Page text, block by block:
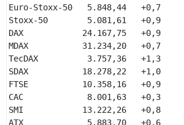
Euro-Stoxx-50   5.848,44
Stoxx-50        5.081,61   +0,9
DAX            24.167,75   +0,9
MDAX           31.234,20   +0,7
TecDAX          3.757,36   +1,3
SDAX           18.278,22   +1,0
FTSE           10.358,16   +0,9
CAC             8.001,63   +0,3
SMI            13.222,26   +0,8
ATX             5.883,70   +0,6